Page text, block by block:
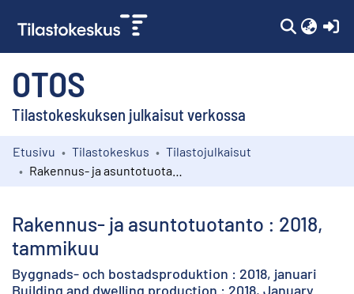
OTOS
Tilastokeskuksen julkaisut verkossa
Kokoelmat
Etusivu Tilastokeskus
Tilastojulkaisut
Rakennus- ja asuntotuotanto : 2018,
tammikuu
Byggnads- och bostadsproduktion : 2018, januari
Building and dwelling production : 2018, January